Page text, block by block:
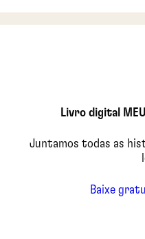
Livro digital
Juntamos todas as
Baixe